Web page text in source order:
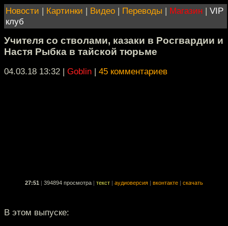
Новости | Картинки | Видео | Переводы | Магазин | VIP
клуб
Учителя со стволами, казаки в Росгвардии и
Настя Рыбка в тайской тюрьме
04.03.18 13:32 | Goblin | 45 комментариев
27:51 394894 просмотра текст аудиоверсия вконтакте скачать
В этом выпуске: